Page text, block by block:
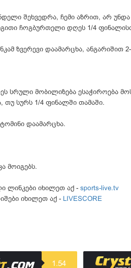
შეხვედრა, ჩემი აზრით, არ
ჩოგბურთელი დღეს 1/4
ზვერევი დაამარცხა, ანგარიშით
სრული მობილიზება ესაჭიროება
თუ სურს 1/4 ფინალში თამაში.
დაამარცხა.
მოიგებს.
ლინკები იხილეთ აქ - sports-live.tv
იხილეთ აქ - LIVESCORE
1.54